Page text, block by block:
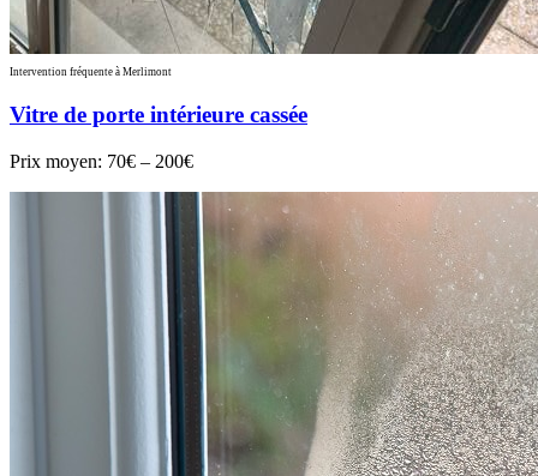
Intervention fréquente à Merlimont
Vitre de porte intérieure cassée
Prix moyen: 70€ – 200€